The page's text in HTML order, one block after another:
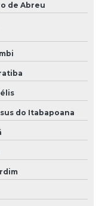
am
do sul
do sul
de Abreu
do Itabapoana